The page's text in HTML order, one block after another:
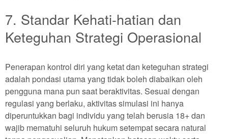
7. Standar Kehati-hatian dan
Keteguhan Strategi Operasional
Penerapan kontrol diri yang ketat dan keteguhan strategi
adalah pondasi utama yang tidak boleh diabaikan oleh
pengguna mana pun saat beraktivitas. Sesuai dengan
regulasi yang berlaku, aktivitas simulasi ini hanya
diperuntukkan bagi individu yang telah berusia 18+ dan
wajib mematuhi seluruh hukum setempat secara natural